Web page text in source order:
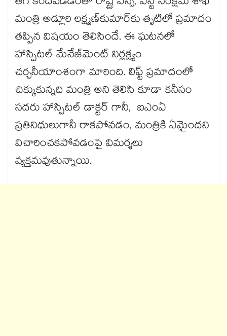
మంత్రి అడ్లూరి లక్ష్మణ్‌‌కుమార్‌‌‌‌కు తృటిలో ప్రమాదం
తప్పిన విషయం తెలిసిందే. ఈ ఘటనలో
హాస్పిటల్‌‌ మేనేజ్‌‌మెంట్‌‌ నిర్లక్ష్యం
చర్చనీయాంశంగా మారింది. లిఫ్ట్ ప్రమాదంలో
చిక్కుకున్నది మంత్రి అని తెలిసి కూడా కనీసం
సదరు హాస్పిటల్ డాక్టర్ గానీ, ఐఎంఏ
ప్రతినిధులుగానీ రాకపోవడం, మంత్రికి ఏమైందని
విచారించకపోవడంపై విమర్శలు
వ్యక్తమవుతున్నాయి.